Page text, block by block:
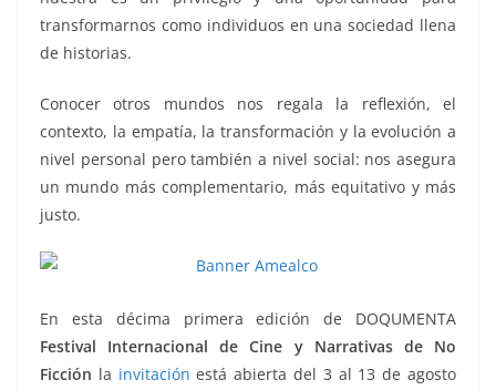
transformarnos como individuos en una sociedad llena
de historias.
Conocer otros mundos nos regala la reflexión, el
contexto, la empatía, la transformación y la evolución a
nivel personal pero también a nivel social: nos asegura
un mundo más complementario, más equitativo y más
justo.
En esta décima primera edición de DOQUMENTA
Festival Internacional de Cine y Narrativas de No
Ficción la invitaciónestá abierta del 3 al 13 de agosto